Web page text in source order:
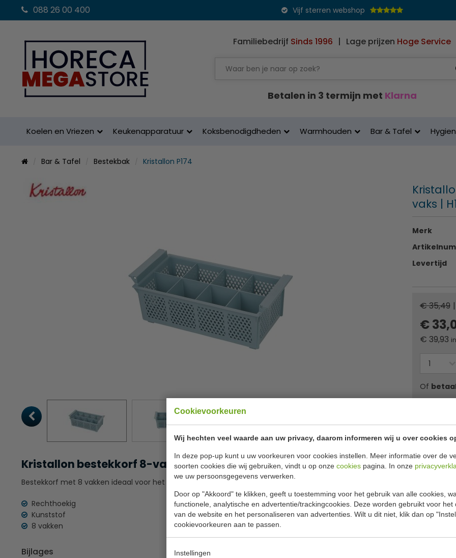
Cookievoorkeuren
Wij hechten veel waarde aan uw privacy, daarom informeren wij u over cookies
In deze pop-up kunt u uw voorkeuren voor cookies instellen. Meer informatie over de
soorten cookies die wij gebruiken, vindt u op onze cookies pagina. In onze
we uw persoonsgegevens verwerken.
Door op "Akkoord" te klikken, geeft u toestemming voor het gebruik van alle cookies,
functionele, analytische en advertentie/trackingcookies. Deze worden gebruikt voor het
van de website en het personaliseren van advertenties. Wilt u dit niet, klik dan op
cookievoorkeuren aan te passen.
Instellingen
088 26 00 400 Vijf sterren webshop
Familiebedrijf Sinds 1996 | Lage prijzen Hoge Service
Betalen in 3 termijn met Klarna
Koelen en Vriezen Keukenapparatuur Koksbenodigdheden Warmhouden Bar & Tafel
Bar & Tafel Bestekbak Kristallon P174
vaks |
Merk
Levertijd
€ 35,49 |
€
€ 39,93
Of
✔ Gratis
Kristallon bestekkorf 8-vaks kleur grijs
Bestekkorf met 8 vakken ideaal voor het laten drogen van bestek.
Rechthoekig
Kunststof
8 vakken
Bijlages
Materiaal
H x B x D